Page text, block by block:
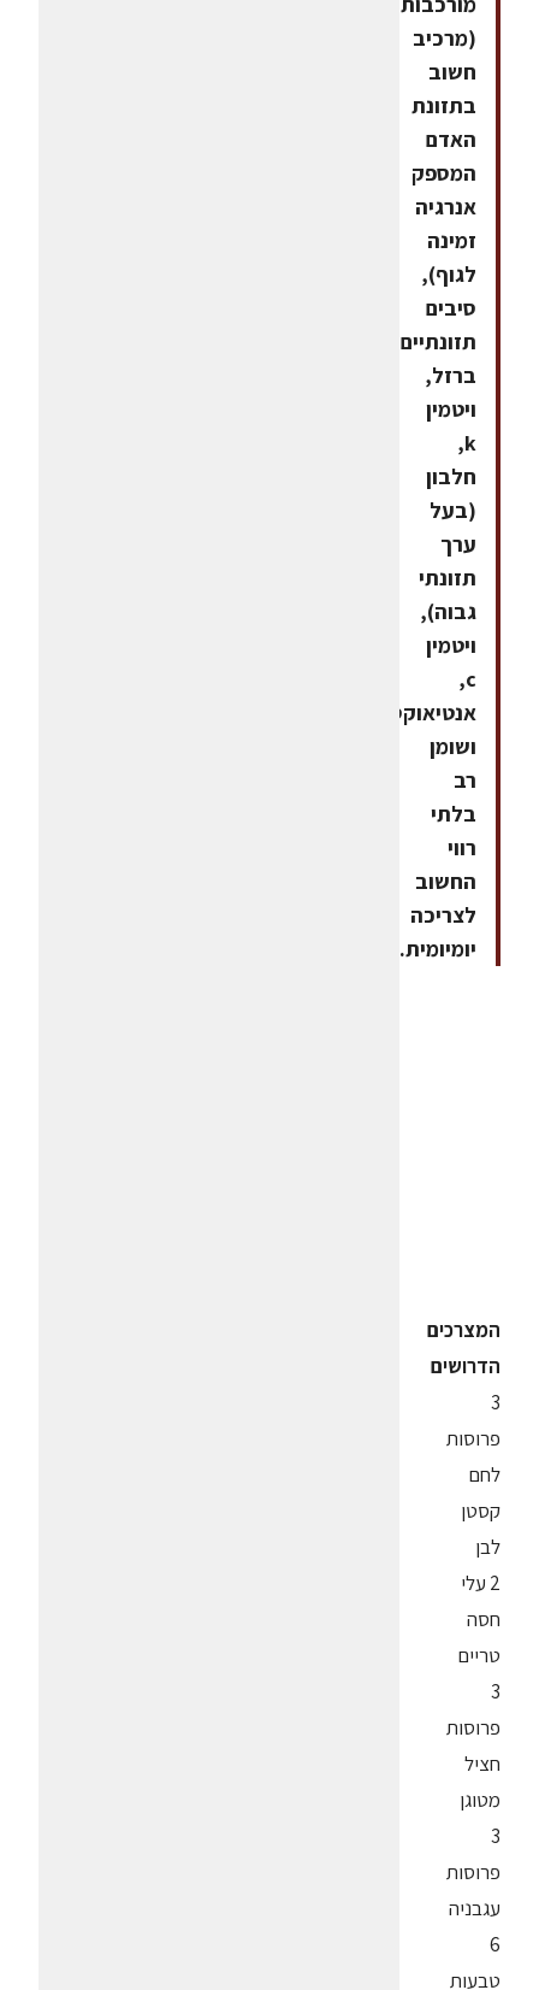
(מרכיב
חשוב
בתזונת
האדם
המספק
אנרגיה
זמינה
לגוף),
סיבים
תזונתיים,
ברזל,
ויטמין
k,
חלבון
(בעל
ערך
תזונתי
גבוה),
ויטמין
c,
אנטיאוקסדנט
ושומן
רב
בלתי
רווי
החשוב
לצריכה
יומיומית.
המצרכים
הדרושים
3
פרוסות
לחם
קסטן
לבן
2 עלי
חסה
טריים
3
פרוסות
חציל
מטוגן
3
פרוסות
עגבניה
6
טבעות